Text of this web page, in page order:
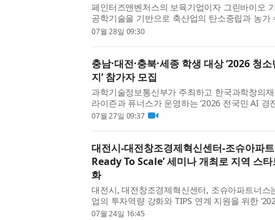
페인터즈앤벤처스의 보육기업이자 그린바이오
공학기술을 기반으로 축산업의 탄소중립과 농가
하는 벤처기업 엔텍바이오에스(대표 김의철)와
07월 28일 09:30
충남·대전·충북·세종 학생 대상 ‘2026 청
지’ 참가자 모집
과학기술정보통신부가 주최하고 한국과학창의
라이즌과 퓨너스가 운영하는 ‘2026 전국민 AI 경
분야 프로그램인 ‘청소년 로보틱스 챌린지’가 오
07월 27일 09:37
대전시-대전창조경제혁신센터-조슈아파
Ready To Scale’ 세미나 개최로 지역 스
화
대전시, 대전창조경제혁신센터, 조슈아파트너스
업의 투자역량 강화와 TIPS 연계 지원을 위한
세미나를 성공적으로 개최했다고 밝혔다. 이번
07월 24일 16:45